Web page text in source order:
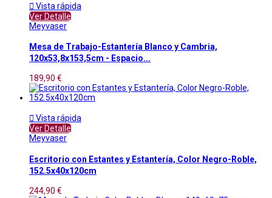
 Vista rápida
Ver Detalle
Meyvaser
Mesa de Trabajo-Estantería Blanco y Cambria,
120x53,8x153,5cm - Espacio...
189,90 €
 Vista rápida
Ver Detalle
Meyvaser
Escritorio con Estantes y Estantería, Color Negro-Roble,
152.5x40x120cm
244,90 €